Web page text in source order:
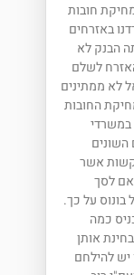
חובות
באזרחים
הבנק לא
לשלם
לא ממתינים
החובות
במשרדי
השונים
קשות אשר
לסך
בונוס על כך.
כמה
אותן
יש להילחם